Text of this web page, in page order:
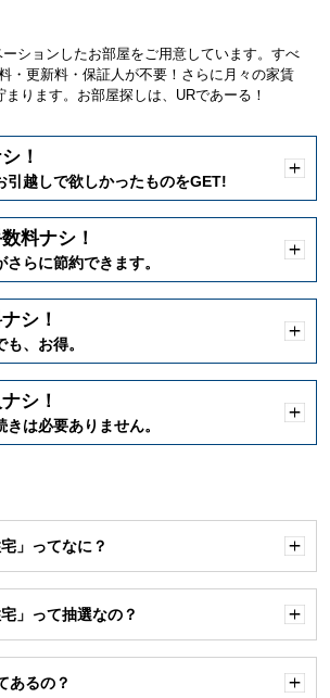
ションしたお部屋をご用意しています。すべ
・更新料・保証人が不要！さらに月々の家賃
ります。お部屋探しは、URであーる！
！
引越しで欲しかったものをGET!
く
料ナシ！
さらに節約できます。
く
シ！
、お得。
く
シ！
きは必要ありません。
く
宅」ってなに？
く
宅」って抽選なの？
く
あるの？